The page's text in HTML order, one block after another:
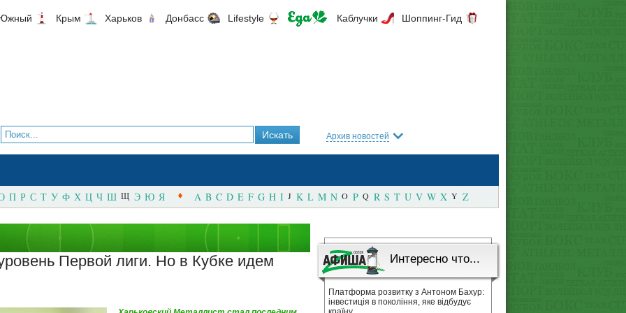
Крым Харьков Донбасс Lifestyle Каблучки Шоппинг-Гид
Архив новостей
П Р С Т У Ф Х Ц Ч Ш Щ Э Ю Я A B C D E F G H I J K L M N O P Q R S T U V W X Y Z
Первой лиги. Но в Кубке идем
Интересно что...
Платформа розвитку з Антоном Бахур:
інвестиція в покоління, яке відбудує